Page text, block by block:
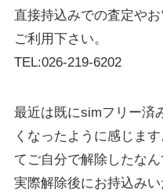
直接持込みでの査定や
ご利用下さい。
TEL:026-219-6202
最近は既にsimフリー済
くなったように感じま
てご自分で解除したな
実際解除後にお持込み